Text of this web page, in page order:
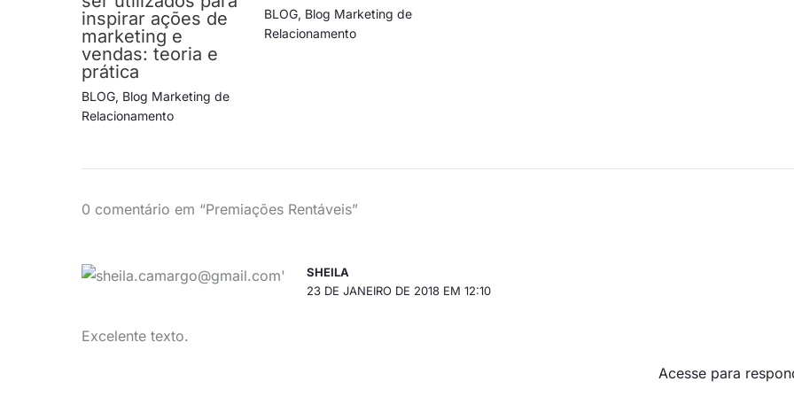
inspirar ações de
marketing e
vendas: teoria e
prática
BLOG, Blog Marketing de
Relacionamento
BLOG, Blog Marketing de
Relacionamento
0 comentário em “Premiações Rentáveis”
SHEILA
23 DE JANEIRO DE 2018 EM 12:10
Excelente texto.
Acesse para